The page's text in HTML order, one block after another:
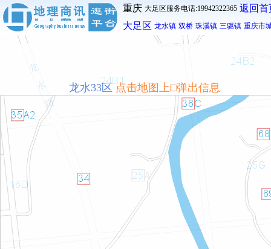
龙水33区点击地图上□弹出信息
重庆 大足区服务电话:19942322365 返回首
大足区 龙水镇 双桥 珠溪镇 三驱镇 重庆市